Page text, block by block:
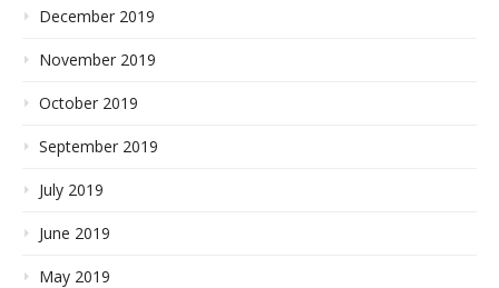
December 2019
November 2019
October 2019
September 2019
July 2019
June 2019
May 2019